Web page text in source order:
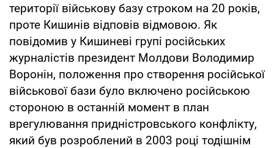
території військову базу строком на 20 років,
проте Кишинів відповів відмовою. Як
повідомив у Кишиневі групі російських
журналістів президент Молдови Володимир
Воронін, положення про створення російської
військової бази було включено російською
стороною в останній момент в план
врегулювання придністровського конфлікту,
який був розроблений в 2003 році тодішнім